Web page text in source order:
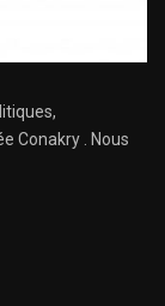
Conakry . Nous